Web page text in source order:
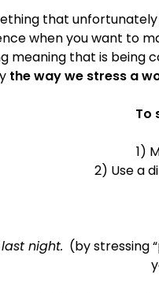
that
when you want to
meaning that is being
the way we stress a
To
1)
2) Use a
night. (by stressing